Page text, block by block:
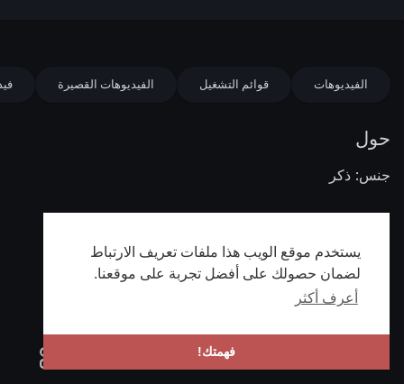
يستخدم موقع الويب هذا ملفات تعريف الارتباط
لضمان حصولك على أفضل تجربة على موقعنا.
أعرف أكثر
فهمتك!
الفيديوهات قوائم التشغيل الفيديوهات القصيرة
حول
جنس: ذكر